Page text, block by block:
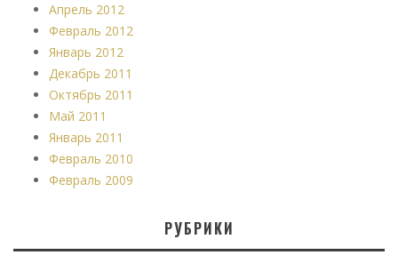
Апрель 2012
Февраль 2012
Январь 2012
Декабрь 2011
Октябрь 2011
Май 2011
Январь 2011
Февраль 2010
Февраль 2009
РУБРИКИ